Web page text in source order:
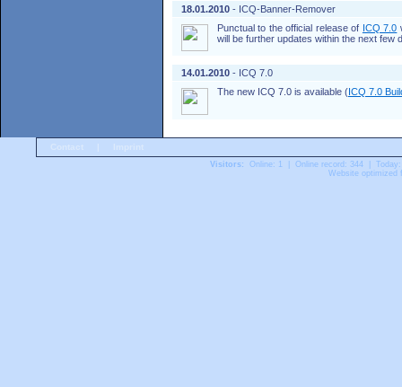
18.01.2010 - ICQ-Banner-Remover
Punctual to the official release of ICQ 7.0
will be further updates within the next
14.01.2010 - ICQ 7.0
The new ICQ 7.0 is available (ICQ 7.0
Visitors: Online: 1 | Online record: 344 |
Website optimized